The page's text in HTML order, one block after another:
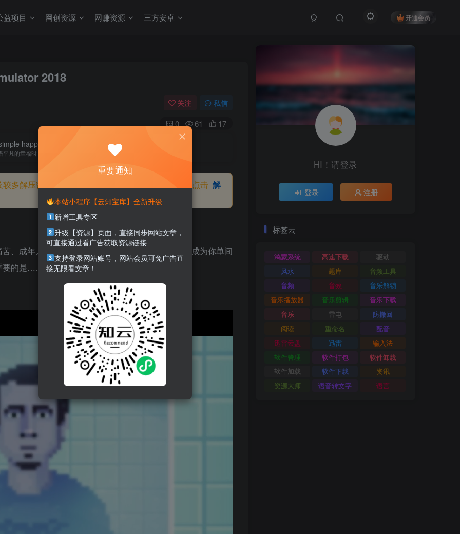
益项目 网创资源 网赚资源 三方安卓 开通会员
2018
关注 私信
0 61 17
happiness then we will be winners in life.
凡的幸福时，就已经成了人生的赢家
多解压密码，如果你下载的资源需要解压密码，请点击 解
、成年人的压力和社会期待，同时避免无聊而死。成为你单间
的是……保持浴室整洁。
HI！请登录
登录 注册
标签云
鸿蒙系统 高速下载
驱动
风水
题库
音频工具
音频
音效
音乐解锁
音乐播放器
音乐剪辑
音乐下载
音乐
雷电
防撤回
阅读
重命名
配音
迅雷云盘
迅雷
输入法
软件管理
软件打包
软件卸载
软件加载
软件下载
资讯
资源大师
语音转文字 语言
重要通知
本站小程序【云知宝库】全新升级
新增工具专区
升级【资源】页面，直接同步网站文章，
可直接通过看广告获取资源链接
支持登录网站账号，网站会员可免广告直
接无限看文章！